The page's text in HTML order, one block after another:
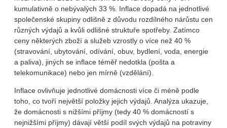
kumulativně o nebývalých 33 %. Inflace dopadá na jednotlivé
společenské skupiny odlišně z důvodu rozdílného nárůstu cen
různých výdajů a kvůli odlišné struktuře spotřeby. Zatímco
ceny některých zboží a služeb vzrostly o více než 40 %
(stravování, ubytování, odívání, obuv, bydlení, voda, energie
a paliva), jiných se inflace téměř nedotkla (pošta a
telekomunikace) nebo jen mírně (vzdělání).
Inflace ovlivňuje jednotlivé domácnosti více či méně podle
toho, co tvoří největší položky jejich výdajů. Analýza ukazuje,
že domácnosti s nižšími příjmy (tedy 40 % domácností s
nejnižšími příjmy) dávají větší podíl svých výdajů na potraviny